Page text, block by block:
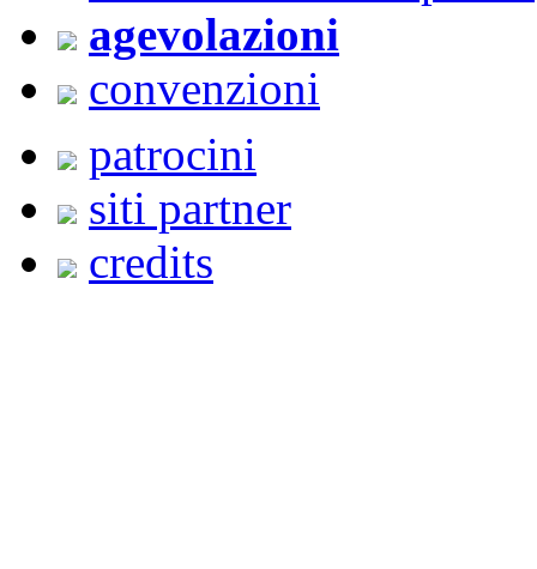
agevolazioni
convenzioni
patrocini
siti partner
credits